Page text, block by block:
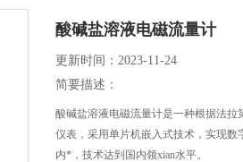
酸碱盐溶液电磁流量计
更新时间：2023-11-24
简要描述：
酸碱盐溶液电磁流量计是一种根据法
仪表，采用单片机嵌入式技术，实现
内*，技术达到国内领xian水平。